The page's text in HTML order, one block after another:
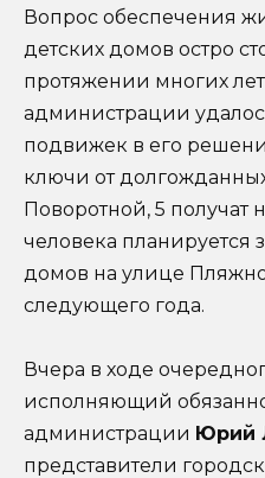
Вопрос обеспечения
детских домов остро
протяжении многих
администрации
подвижек в его
ключи от
Поворотной, 5 получат
человека планируется
домов на улице
следующего года.
Вчера в ходе
исполняющий
администрации Юрий
представители